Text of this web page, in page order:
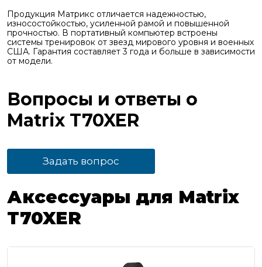
Продукция Матрикс отличается надежностью,
износостойкостью, усиленной рамой и повышенной
прочностью. В портативный компьютер встроены
системы тренировок от звезд мирового уровня и военных
США. Гарантия составляет 3 года и больше в зависимости
от модели.
Вопросы и ответы о
Matrix T70XER
Задать вопрос
Аксессуары для Matrix
T70XER